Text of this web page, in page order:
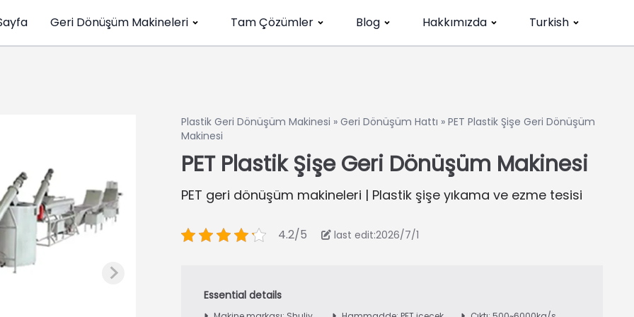
Geri Dönüşüm Makineleri Tam Çözümler Blog Hakkımızda Turkish
Plastik Geri Dönüşüm Makinesi » Geri Dönüşüm Hattı » PET Plastik Şişe Geri Dönüşüm
Makinesi
PET Plastik Şişe Geri Dönüşüm Makinesi
PET geri dönüşüm makineleri | Plastik şişe yıkama ve ezme tesisi
4.2/5 last edit:2026/7/1